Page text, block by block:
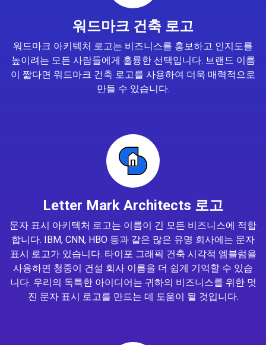
워드마크 건축 로고
워드마크 아키텍처 로고는 비즈니스를 홍보하고 인지도를
높이려는 모든 사람들에게 훌륭한 선택입니다. 브랜드 이름
이 짧다면 워드마크 건축 로고를 사용하여 더욱 매력적으로
만들 수 있습니다.
Letter Mark Architects 로고
문자 표시 아키텍처 로고는 이름이 긴 모든 비즈니스에 적합
합니다. IBM, CNN, HBO 등과 같은 많은 유명 회사에는 문자
표시 로고가 있습니다. 타이포 그래픽 건축 시각적 엠블럼을
사용하면 청중이 건설 회사 이름을 더 쉽게 기억할 수 있습
니다. 우리의 독특한 아이디어는 귀하의 비즈니스를 위한 멋
진 문자 표시 로고를 만드는 데 도움이 될 것입니다.